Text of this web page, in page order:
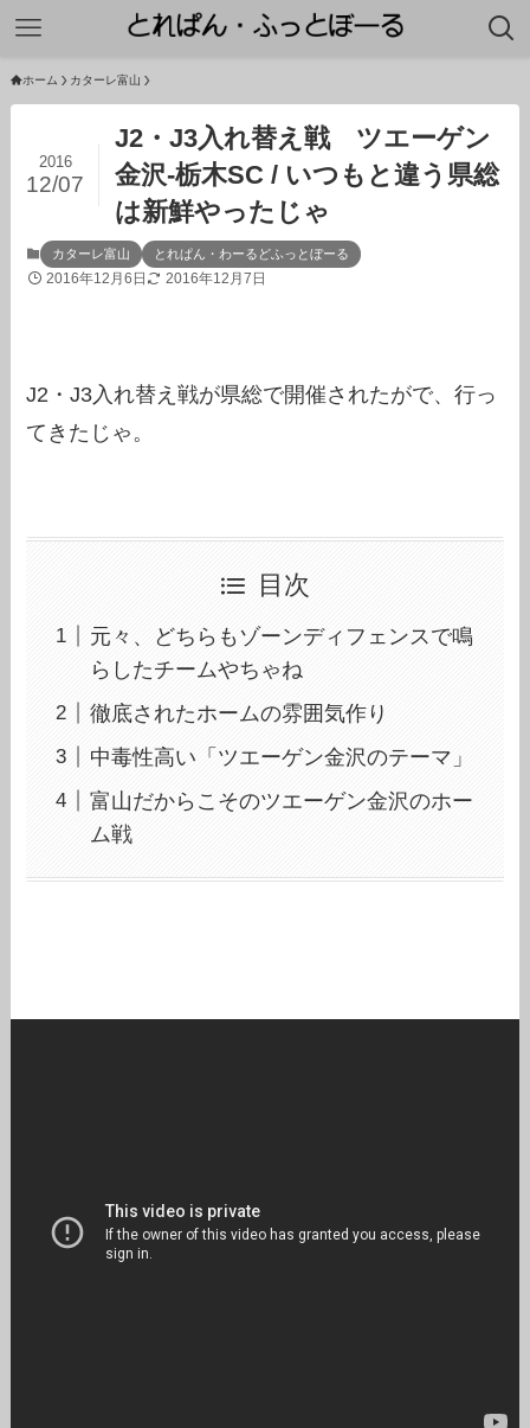
ホーム カターレ富山
J2・J3入れ替え戦 ツエーゲン
金沢-栃木SC / いつもと違う県総
は新鮮やったじゃ
2016
12/07
カターレ富山 とれぱん・わーるどふっとぼーる
2016年12月6日 2016年12月7日
J2・J3入れ替え戦が県総で開催されたがで、行っ
てきたじゃ。
目次
元々、どちらもゾーンディフェンスで鳴
らしたチームやちゃね
徹底されたホームの雰囲気作り
中毒性高い「ツエーゲン金沢のテーマ」
富山だからこそのツエーゲン金沢のホー
ム戦